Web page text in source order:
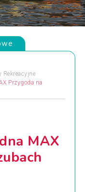
Rekreacyjne
Przygoda na
MAX